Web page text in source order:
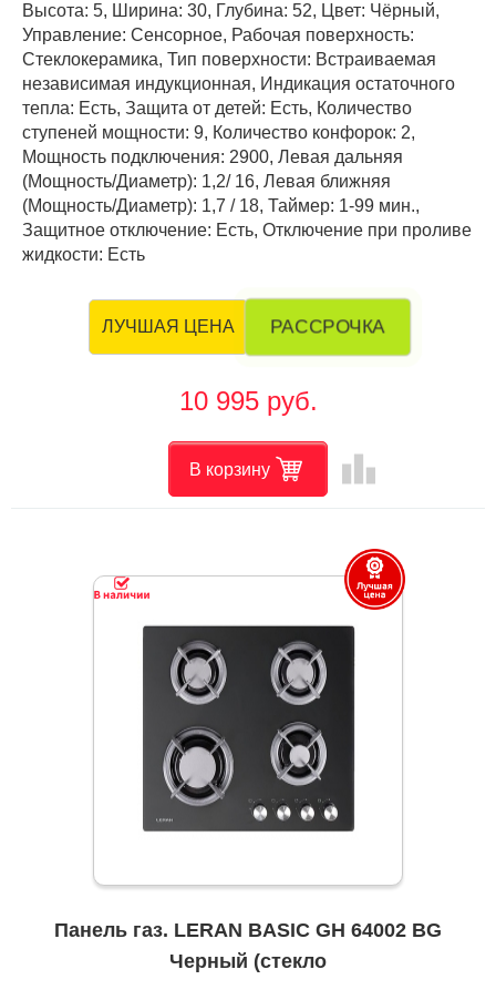
Высота: 5, Ширина: 30, Глубина: 52, Цвет: Чёрный,
Управление: Сенсорное, Рабочая поверхность:
Стеклокерамика, Тип поверхности: Встраиваемая
независимая индукционная, Индикация остаточного
тепла: Есть, Защита от детей: Есть, Количество
ступеней мощности: 9, Количество конфорок: 2,
Мощность подключения: 2900, Левая дальняя
(Мощность/Диаметр): 1,2/ 16, Левая ближняя
(Мощность/Диаметр): 1,7 / 18, Таймер: 1-99 мин.,
Защитное отключение: Есть, Отключение при проливе
жидкости: Есть
ЛУЧШАЯ ЦЕНА РАССРОЧКА
10 995 руб.
В корзину leaderboard
Панель газ. LERAN BASIC GH 64002 BG
Черный (стекло